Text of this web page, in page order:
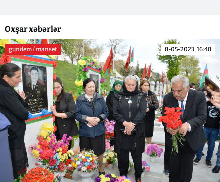
Oxşar xəbərlər
gundem / manset 8-05-2023, 16:48